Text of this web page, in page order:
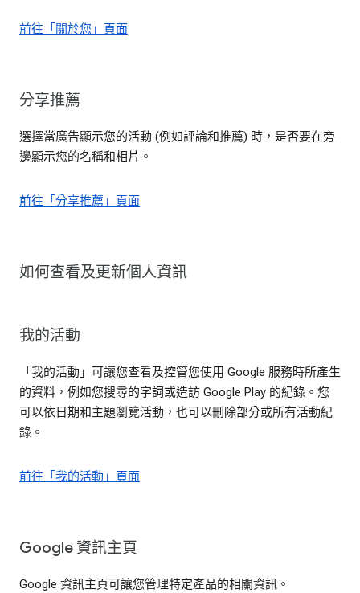
前往「關於您」頁面
分享推薦
選擇當廣告顯示您的活動 (例如評論和推薦) 時，是否要在旁
邊顯示您的名稱和相片。
前往「分享推薦」頁面
如何查看及更新個人資訊
我的活動
「我的活動」可讓您查看及控管您使用 Google 服務時所產生
的資料，例如您搜尋的字詞或造訪 Google Play 的紀錄。您
可以依日期和主題瀏覽活動，也可以刪除部分或所有活動紀
錄。
前往「我的活動」頁面
Google 資訊主頁
Google 資訊主頁可讓您管理特定產品的相關資訊。